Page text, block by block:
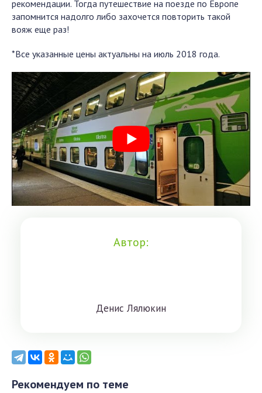
рекомендации. Тогда путешествие на поезде по Европе
запомнится надолго либо захочется повторить такой
вояж еще раз!
*Все указанные цены актуальны на июль 2018 года.
Автор:
Дeниc Лялюкин
Рекомендуем по теме